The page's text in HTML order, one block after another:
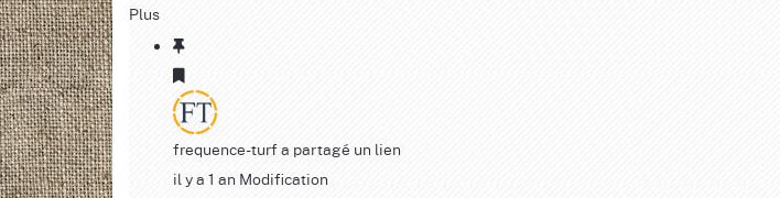
Plus
frequence-turfa partagé un lien
il y a 1 an Modification